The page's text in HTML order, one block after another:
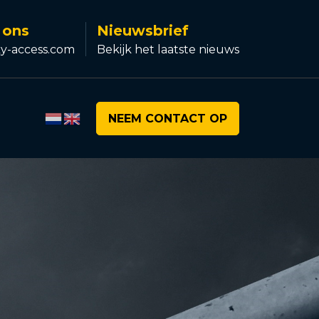
access.com
Nieuwsbrief
Bekijk het laatste nieuws
NEEM CONTACT OP